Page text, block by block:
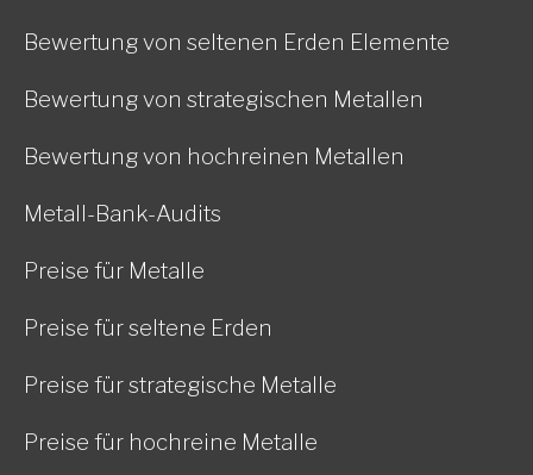
Bewertung von seltenen Erden Elemente
Bewertung von strategischen Metallen
Bewertung von hochreinen Metallen
Metall-Bank-Audits
Preise für Metalle
Preise für seltene Erden
Preise für strategische Metalle
Preise für hochreine Metalle